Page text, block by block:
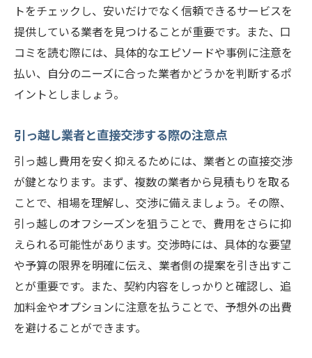
引っ越しの際の賢い選択札幌市東区でのコスト
削減
引っ越しのストレスを軽減するための工夫
札幌市東区の引っ越しで知っておくべき法
効率的な引っ越しプランニングのすすめ
地元で人気のある引っ越し方法ランキング
環境に優しい引っ越し方法を選ぶ
引っ越し当日のトラブルを未然に防ぐ
札幌市東区で安い引っ越しを可能にする小技
引っ越し当日の効率的なタイムマネジメン
ト
引っ越し荷物を減らすための具体的な方法
札幌市東区内での共用引っ越しの利点
トをチェックし、安いだけでなく信頼できるサービスを
提供している業者を見つけることが重要です。また、口
コミを読む際には、具体的なエピソードや事例に注意を
払い、自分のニーズに合った業者かどうかを判断するポ
イントとしましょう。
引っ越し業者と直接交渉する際の注意点
引っ越し費用を安く抑えるためには、業者との直接交渉
が鍵となります。まず、複数の業者から見積もりを取る
ことで、相場を理解し、交渉に備えましょう。その際、
引っ越しのオフシーズンを狙うことで、費用をさらに抑
えられる可能性があります。交渉時には、具体的な要望
や予算の限界を明確に伝え、業者側の提案を引き出すこ
とが重要です。また、契約内容をしっかりと確認し、追
加料金やオプションに注意を払うことで、予想外の出費
を避けることができます。